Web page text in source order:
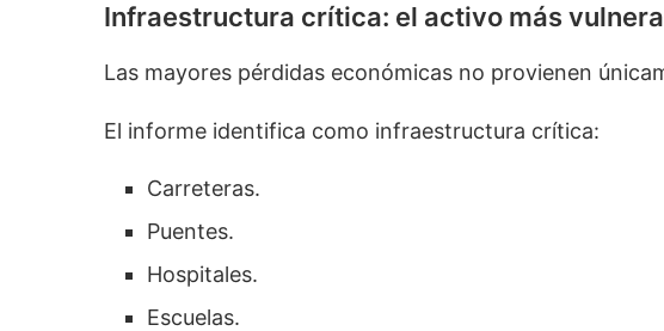
Infraestructura crítica: el activo más
Las mayores pérdidas económicas no provienen
El informe identifica como infraestructura crítica:
Carreteras.
Puentes.
Hospitales.
Escuelas.